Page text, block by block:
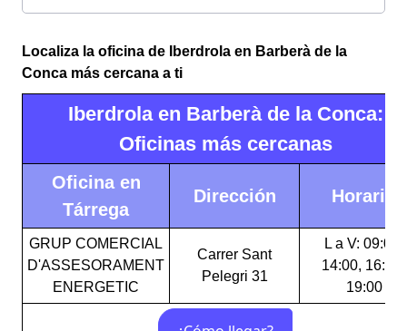
Localiza la oficina de Iberdrola en Barberà de la
Conca más cercana a ti
Iberdrola en Barberà de la Conca:
Oficinas más cercanas
Oficina en
Tárrega
Dirección Horario
GRUP COMERCIAL
D'ASSESORAMENT
ENERGETIC
Carrer Sant
Pelegri 31
L a V: 09:00-
14:00, 16:00-
19:00